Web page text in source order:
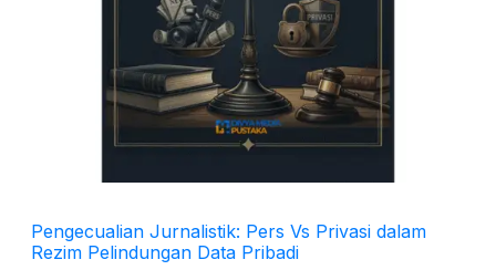
Pengecualian Jurnalistik: Pers Vs Privasi dalam
Rezim Pelindungan Data Pribadi